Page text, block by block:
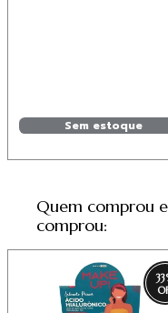
Sem estoque
Quem comprou
comprou:
33